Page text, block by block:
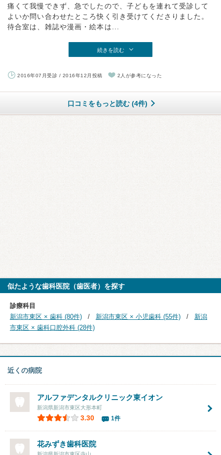
痛くて我慢できず、急でしたので、子どもを連れて受診して
よいか問い合わせたところ快く引き受けてくださりました。
待合室は、雑誌や漫画・絵本は...
続きを読む
2016年07月受診 / 2016年12月投稿 2人が参考になった
口コミをもっと読む (4件)
似たような歯科医院（歯医者）を探す
診療科目
新潟市東区 × 歯科 (80件)
新潟市東区 × 小児歯科 (55件)
新潟
市東区 × 歯科口腔外科 (28件)
近くの病院
アルファデンタルクリニック東イオン
新潟県新潟市東区大形本町
3.30 1件
花みずき歯科医院